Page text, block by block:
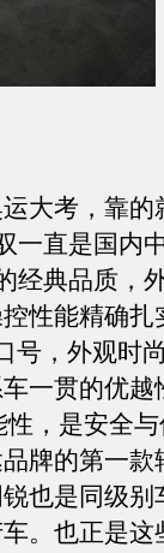
考，靠的
一直是国内
经典品质，
性能精确扎
号，外观时
一贯的优越
，是安全
牌的第一款
也是同级别
。也正是这